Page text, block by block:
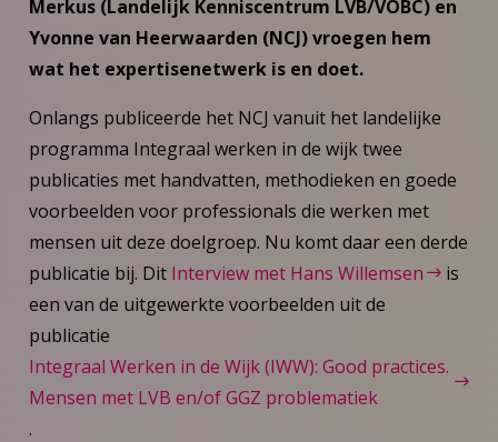
Merkus (Landelijk Kenniscentrum LVB/VOBC) en
Yvonne van Heerwaarden (NCJ) vroegen hem
wat het expertisenetwerk is en doet.
Onlangs publiceerde het NCJ vanuit het landelijke
programma Integraal werken in de wijk twee
publicaties met handvatten, methodieken en goede
voorbeelden voor professionals die werken met
mensen uit deze doelgroep. Nu komt daar een derde
publicatie bij. Dit Interview met Hans Willemsen
is
een van de uitgewerkte voorbeelden uit de
publicatie
Integraal Werken in de Wijk (IWW): Good practices.
Mensen met LVB en/of GGZ problematiek
.